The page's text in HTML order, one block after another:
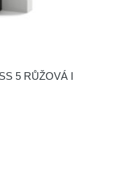
5 RŮŽOVÁ I